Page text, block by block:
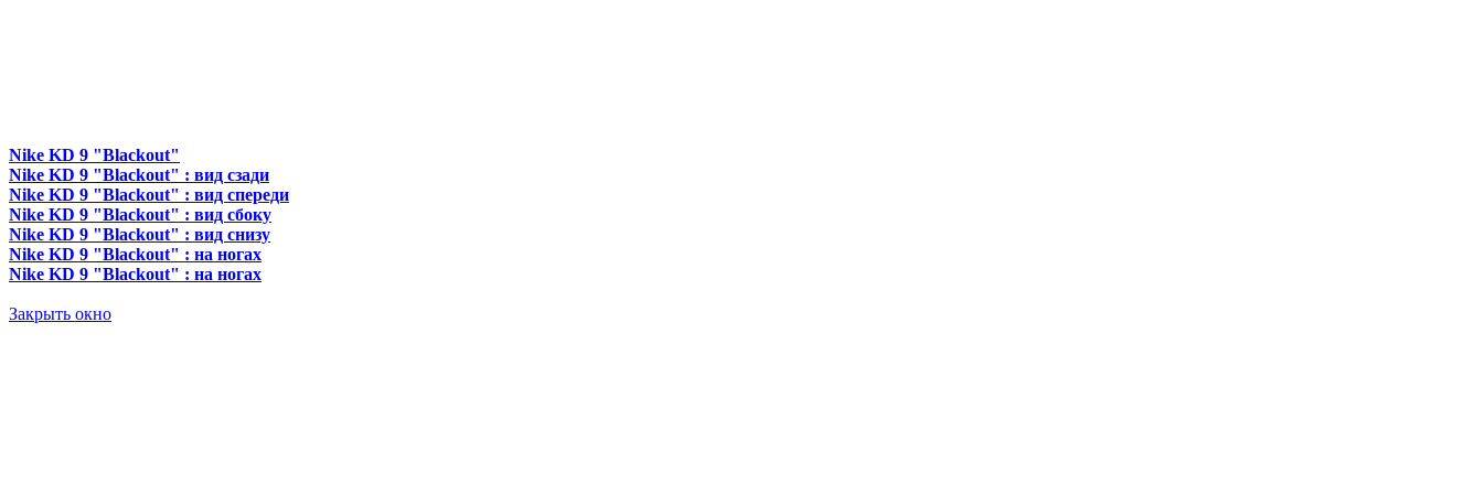
Nike KD 9 "Blackout"
Nike KD 9 "Blackout" : вид сзади
Nike KD 9 "Blackout" : вид спереди
Nike KD 9 "Blackout" : вид сбоку
Nike KD 9 "Blackout" : вид снизу
Nike KD 9 "Blackout" : на ногах
Nike KD 9 "Blackout" : на ногах
Закрыть окно